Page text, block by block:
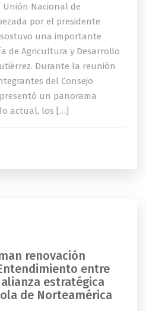
Unión Nacional de
por el presidente
una importante
de Agricultura y Desarrollo
Durante la reunión
del Consejo
un panorama
actual, los […]
renovación
entre
estratégica
de Norteamérica